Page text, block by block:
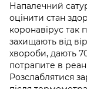
Напалечний
оцінити стан
коронавірус так
захищають від
хвороби, дають
потрапите в
Розслаблятися